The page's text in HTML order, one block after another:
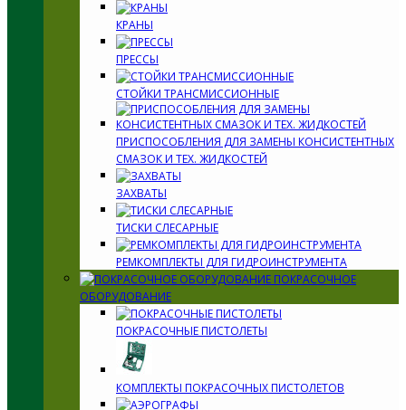
КРАНЫ
ПРЕССЫ
СТОЙКИ ТРАНСМИССИОННЫЕ
ПРИСПОСОБЛЕНИЯ ДЛЯ ЗАМЕНЫ КОНСИСТЕНТНЫХ
СМАЗОК И ТЕХ. ЖИДКОСТЕЙ
ЗАХВАТЫ
ТИСКИ СЛЕСАРНЫЕ
РЕМКОМПЛЕКТЫ ДЛЯ ГИДРОИНСТРУМЕНТА
ПОКРАСОЧНОЕ
ОБОРУДОВАНИЕ
ПОКРАСОЧНЫЕ ПИСТОЛЕТЫ
КОМПЛЕКТЫ ПОКРАСОЧНЫХ ПИСТОЛЕТОВ